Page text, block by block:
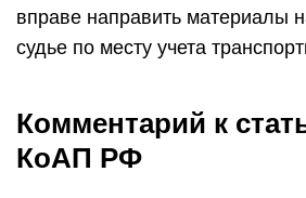
вправе направить материалы
судье по месту учета
Комментарий к
КоАП РФ